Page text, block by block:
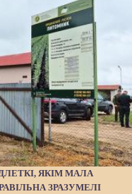
ЯКІМ МАЛА
ЗРАЗУМЕЛІ